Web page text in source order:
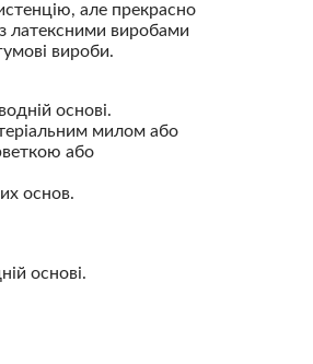
але прекрасно
латексними виробами
вироби.
основі.
милом або
або
основ.
основі.